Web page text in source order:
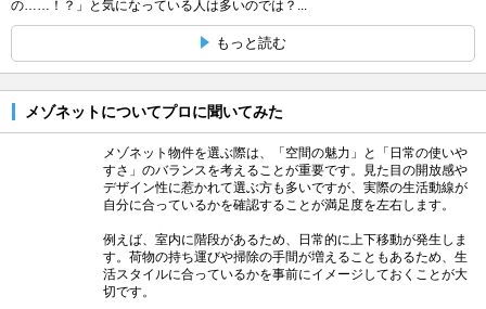
の……！？」と気になっている人は多いのでは？...
もっと読む
メゾネットについてプロに聞いてみた
メゾネット物件を選ぶ際は、「空間の魅力」と「日常の使いや
すさ」のバランスを考えることが重要です。見た目の開放感や
デザイン性に惹かれて選ぶ方も多いですが、実際の生活動線が
自分に合っているかを確認することが満足度を左右します。
例えば、室内に階段があるため、日常的に上下移動が発生しま
す。荷物の持ち運びや掃除の手間が増えることもあるため、生
活スタイルに合っているかを事前にイメージしておくことが大
切です。